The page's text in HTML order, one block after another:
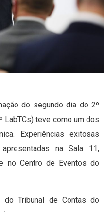
do segundo dia do 2º
LabTCs) teve como um dos
Experiências exitosas
na Sala 11,
no Centro de Eventos do
Tribunal de Contas do